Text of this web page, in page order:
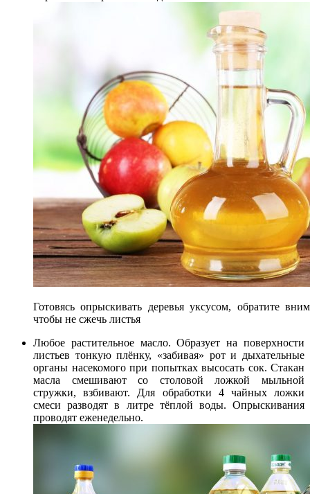
Готовясь опрыскивать деревья уксусом, обратите
чтобы не сжечь листья
Любое растительное масло. Образует на поверхности
листьев тонкую плёнку, «забивая» рот и дыхательные
органы насекомого при попытках высосать сок. Стакан
масла смешивают со столовой ложкой мыльной
стружки, взбивают. Для обработки 4 чайных ложки
смеси разводят в литре тёплой воды. Опрыскивания
проводят еженедельно.